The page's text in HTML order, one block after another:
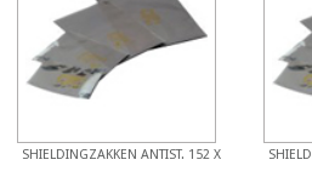
SHIELDINGZAKKEN ANTIST. 152 X